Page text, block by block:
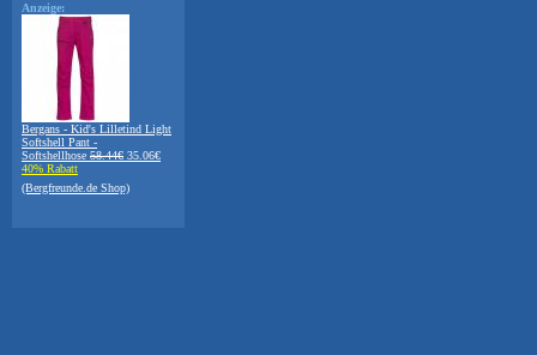
Anzeige:
Bergans - Kid's Lilletind Light
Softshell Pant -
Softshellhose 58.44€ 35.06€
40% Rabatt
(Bergfreunde.de Shop)